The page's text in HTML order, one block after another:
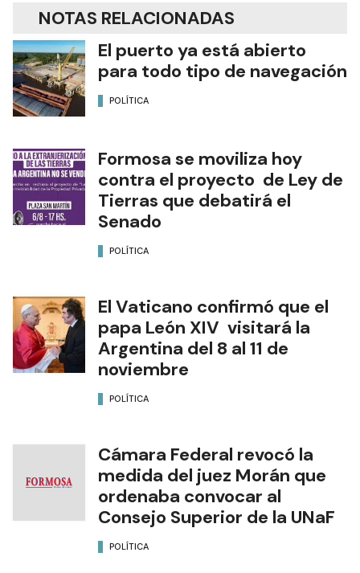
NOTAS RELACIONADAS
El puerto ya está abierto
para todo tipo de navegación
POLÍTICA
Formosa se moviliza hoy
contra el proyecto de Ley de
Tierras que debatirá el
Senado
POLÍTICA
El Vaticano confirmó que el
papa León XIV visitará la
Argentina del 8 al 11 de
noviembre
POLÍTICA
Cámara Federal revocó la
medida del juez Morán que
ordenaba convocar al
Consejo Superior de la UNaF
POLÍTICA